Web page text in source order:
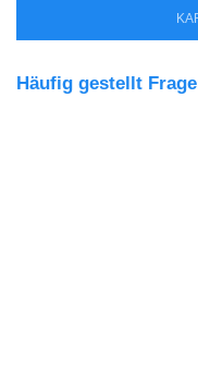
Häufig gestellt